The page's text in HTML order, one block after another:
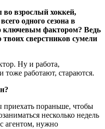
взрослый хоккей,
одного сезона в
фактором? Ведь
твоих сверстников сумели
Ну и работа,
тоже работают, стараются.
пораньше, чтобы
несколько недель
агентом, нужно